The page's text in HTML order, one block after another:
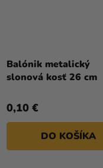
Balónik metalický
slonová kosť 26 cm
0,10 €
DO KOŠÍKA